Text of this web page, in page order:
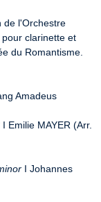
de l'Orchestre
clarinette et
du Romantisme.
Amadeus
I Emilie MAYER (Arr.
I Johannes